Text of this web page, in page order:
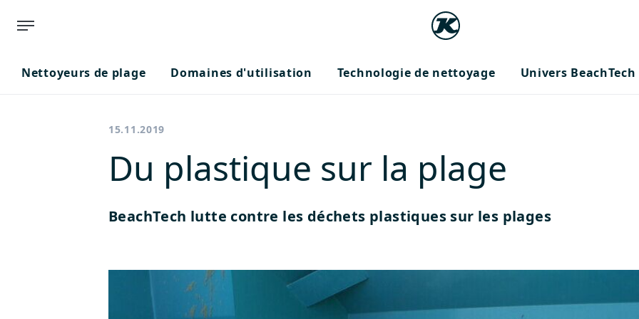
Nettoyeurs de plage Domaines d'utilisation Technologie de nettoyage Univers BeachTech
15.11.2019
Du plastique sur la plage
BeachTech lutte contre les déchets plastiques sur les plages